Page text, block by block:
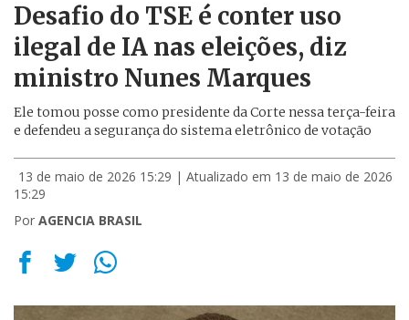
Desafio do TSE é conter uso
ilegal de IA nas eleições, diz
ministro Nunes Marques
Ele tomou posse como presidente da Corte nessa terça-feira
e defendeu a segurança do sistema eletrônico de votação
13 de maio de 2026 15:29 | Atualizado em 13 de maio de 2026
15:29
Por AGENCIA BRASIL